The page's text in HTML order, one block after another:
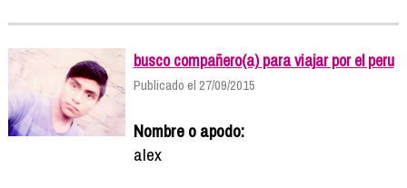
busco compañero(a) para viajar por el peru
Publicado el 27/09/2015
Nombre o apodo:
alex